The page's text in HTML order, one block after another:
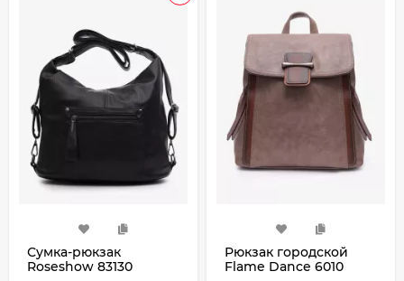
Сумка-рюкзак
Roseshow 83130
Рюкзак городской
Flame Dance 6010